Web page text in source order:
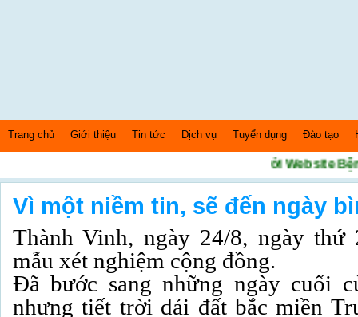
Trang chủ Giới thiệu Tin tức Dịch vụ Tuyển dụng Đào tạo
Chào mừng bạn đến với Website Bệnh
Vì một niềm tin, sẽ đến ngày
Thành Vinh, ngày 24/8, ngày
mẫu xét nghiệm cộng đồng.
Đã bước sang những ngày cuối
nhưng tiết trời dải đất bắc miền